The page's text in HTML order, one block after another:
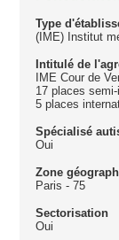
Type
(IME) Institut
Intitulé de
IME Cour de
17 places
5 places
Spécialisé
Oui
Zone
Paris - 75
Sectorisation
Oui